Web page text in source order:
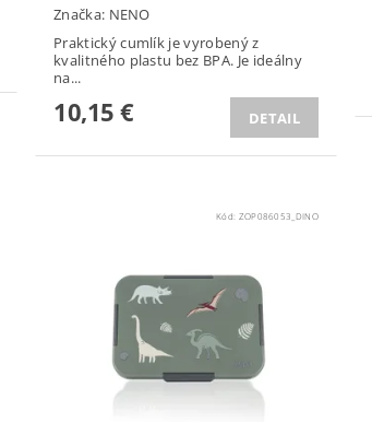
Značka: NENO
Praktický cumlík je vyrobený z
kvalitného plastu bez BPA. Je ideálny
na...
10,15 € DETAIL
Kód: ZOP086053_DINO